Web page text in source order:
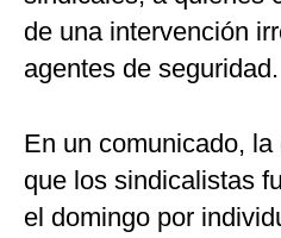
de una intervención
agentes de seguridad.
En un comunicado,
que los sindicalistas
el domingo por